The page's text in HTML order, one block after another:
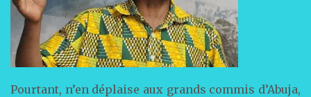
Pourtant, n’en déplaise aux grands commis d’Abuja,